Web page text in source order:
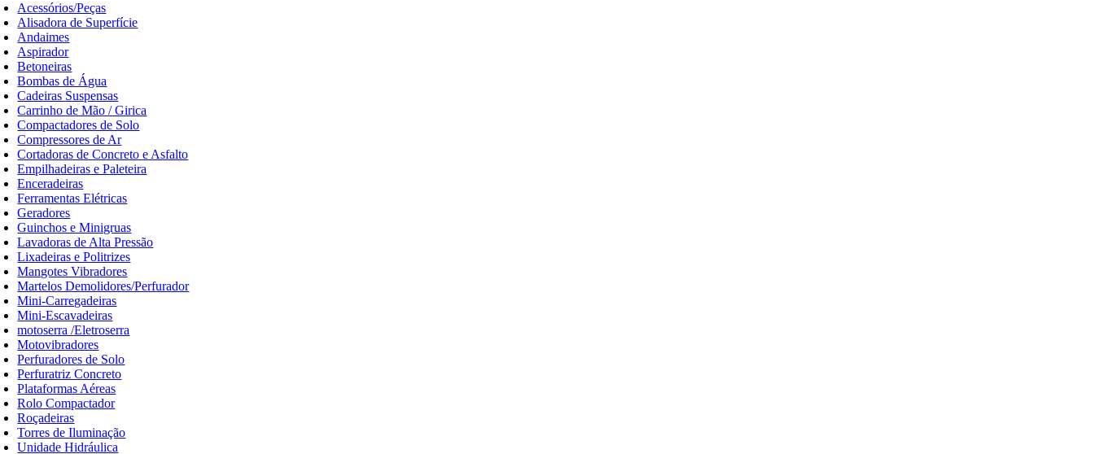
Acessórios/Peças
Alisadora de Superfície
Andaimes
Aspirador
Betoneiras
Bombas de Água
Cadeiras Suspensas
Carrinho de Mão / Girica
Compactadores de Solo
Compressores de Ar
Cortadoras de Concreto e Asfalto
Empilhadeiras e Paleteira
Enceradeiras
Ferramentas Elétricas
Geradores
Guinchos e Minigruas
Lavadoras de Alta Pressão
Lixadeiras e Politrizes
Mangotes Vibradores
Martelos Demolidores/Perfurador
Mini-Carregadeiras
Mini-Escavadeiras
motoserra /Eletroserra
Motovibradores
Perfuradores de Solo
Perfuratriz Concreto
Plataformas Aéreas
Rolo Compactador
Roçadeiras
Torres de Iluminação
Unidade Hidráulica